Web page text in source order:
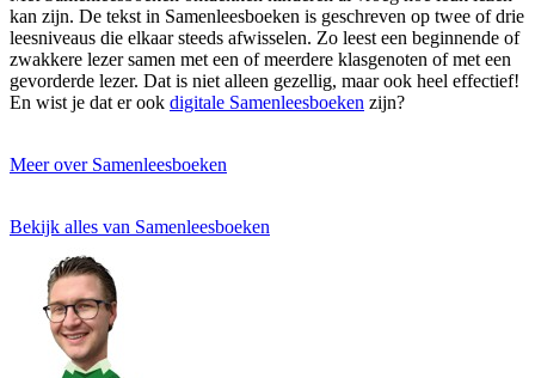
kan zijn. De tekst in Samenleesboeken is geschreven op twee of drie
leesniveaus die elkaar steeds afwisselen. Zo leest een beginnende of
zwakkere lezer samen met een of meerdere klasgenoten of met een
gevorderde lezer. Dat is niet alleen gezellig, maar ook heel effectief!
En wist je dat er ook digitale Samenleesboeken zijn?
Meer over Samenleesboeken
Bekijk alles van Samenleesboeken